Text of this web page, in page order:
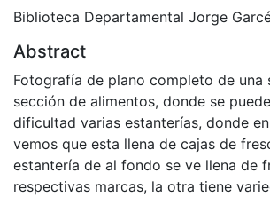
Biblioteca Departamental Jorge
Abstract
Fotografía de plano completo de una
sección de alimentos, donde se
dificultad varias estanterías, donde
vemos que esta llena de cajas de
estantería de al fondo se ve llena de
respectivas marcas, la otra tiene